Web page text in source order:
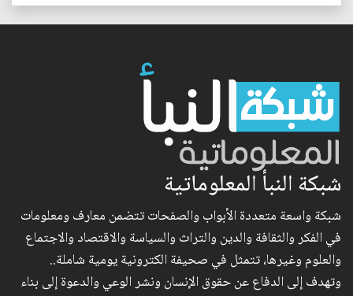
شبكة النبأ المعلوماتية
شبكة واسعة متعددة الأبواب والصفحات تتضمن معارف ومعلومات
في الفكر والثقافة والدين والتراث والسياسة والاقتصاد والاجتماع
والعلوم وغيرها، تتمثل في صحيفة الكترونية يومية شاملة..
وتهدف إلى الدفاع عن حقوق الإنسان ونشر الوعي والدعوة إلى بناء